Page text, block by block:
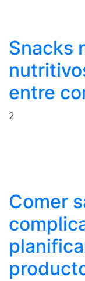
Snacks
entre
2
Comer